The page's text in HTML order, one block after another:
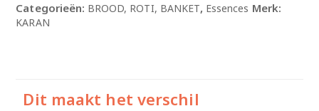
Categorieën: BROOD, ROTI, BANKET, Essences Merk:
KARAN
Dit maakt het verschil